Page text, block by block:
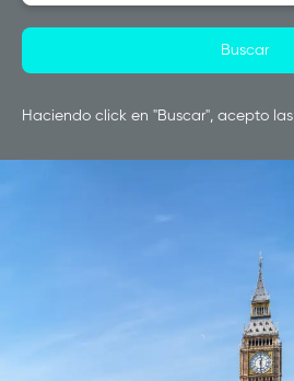
Buscar
Haciendo click en "Buscar", acepto las